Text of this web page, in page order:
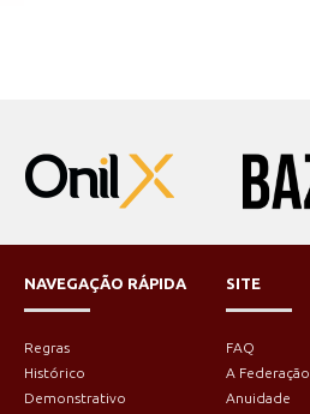
NAVEGAÇÃO RÁPIDA
Regras
Histórico
Demonstrativo
SITE
FAQ
A Federação
Anuidade